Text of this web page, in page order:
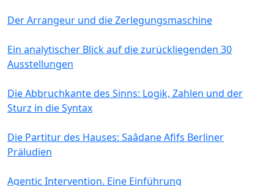
Der Arrangeur und die Zerlegungsmaschine
Ein analytischer Blick auf die zurückliegenden 30
Ausstellungen
Die Abbruchkante des Sinns: Logik, Zahlen und der
Sturz in die Syntax
Die Partitur des Hauses: Saâdane Afifs Berliner
Präludien
Agentic Intervention. Eine Einführung